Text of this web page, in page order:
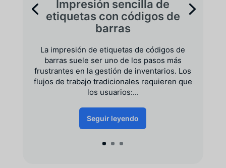
Impresión sencilla de
etiquetas con códigos de
barras
La impresión de etiquetas de códigos de
barras suele ser uno de los pasos más
frustrantes en la gestión de inventarios. Los
flujos de trabajo tradicionales requieren que
los usuarios:...
Seguir leyendo